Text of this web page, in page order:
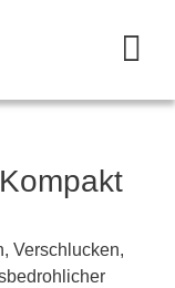
Verschlucken,